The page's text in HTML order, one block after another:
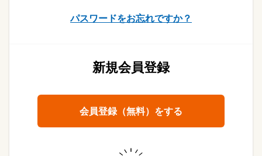
パスワードをお忘れですか？
新規会員登録
会員登録（無料）をする